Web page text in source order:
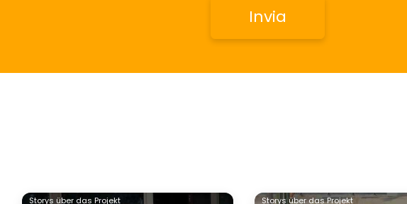
Storys über das Projekt Storys über das Projekt